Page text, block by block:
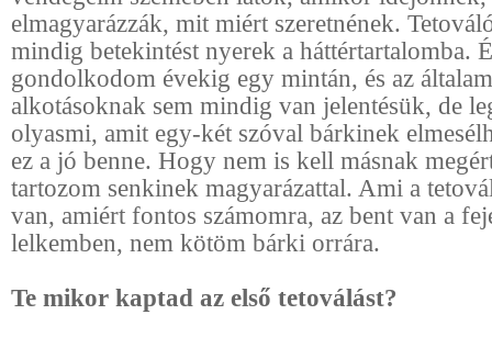
elmagyarázzák, mit miért szeretnének.
mindig betekintést nyerek a háttértartalomba.
gondolkodom évekig egy mintán, és az
alkotásoknak sem mindig van jelentésük, de
olyasmi, amit egy-két szóval bárkinek
ez a jó benne. Hogy nem is kell másnak
tartozom senkinek magyarázattal. Ami a
van, amiért fontos számomra, az bent van a
lelkemben, nem kötöm bárki orrára.
Te mikor kaptad az első tetoválást?